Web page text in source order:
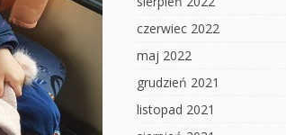
czerwiec 2022
maj 2022
grudzień 2021
listopad 2021